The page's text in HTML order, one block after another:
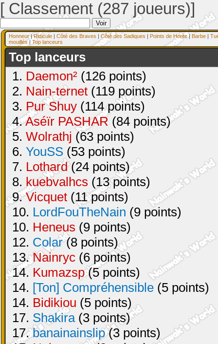
[ Classement (287 joueurs)]
Honneur|Ridicule | Côté des Braves | Côté des Sadiques | Points de Honte| Barbe |
mouillés| Top lanceurs
Top lanceurs
1. Daemon² (126 points)
2. Nain-ternet (119 points)
3. Pur Shuy (114 points)
4.Aséïr PASHAR (84 points)
5. Wolrathj (63 points)
6. YouSS (53 points)
7. Lothard(24 points)
8. kuebvalhcs (13 points)
9.Vicquet (11 points)
10. LordFouTheNain (9 points)
10. Heneus (9 points)
12. Colar(8 points)
13.Nainryc (6 points)
14. Kumazsp(5 points)
14. [Ton] Compréhensible (5 points)
14. Bidikiou (5 points)
17. Shakira(3 points)
17.banainainslip(3 points)